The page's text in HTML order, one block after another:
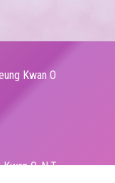
Kwan O
O, N.T.